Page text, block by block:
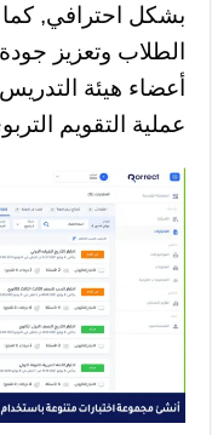
بشكل احترافي, كما
الطلاب وتعزيز
أعضاء هيئة
عملية التقويم